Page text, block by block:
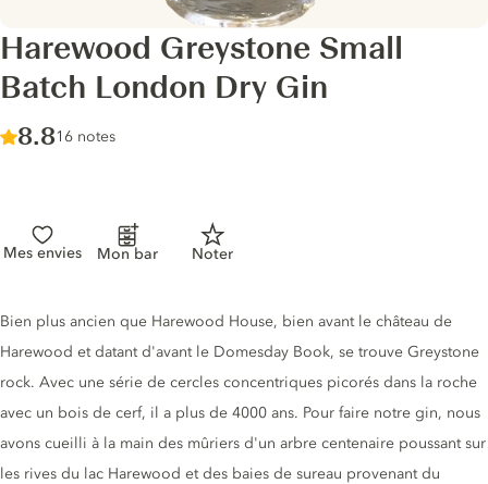
Harewood Greystone Small
Batch London Dry Gin
Score :
8.8/ 10
16 notes
Mes envies Mon bar Noter
Description du gin
Bien plus ancien que Harewood House, bien avant le château de
Harewood et datant d'avant le Domesday Book, se trouve Greystone
rock. Avec une série de cercles concentriques picorés dans la roche
avec un bois de cerf, il a plus de 4000 ans. Pour faire notre gin, nous
avons cueilli à la main des mûriers d'un arbre centenaire poussant sur
les rives du lac Harewood et des baies de sureau provenant du